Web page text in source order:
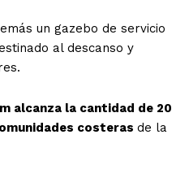
un gazebo de servicio
al descanso y
alcanza la cantidad de 20
costeras de la